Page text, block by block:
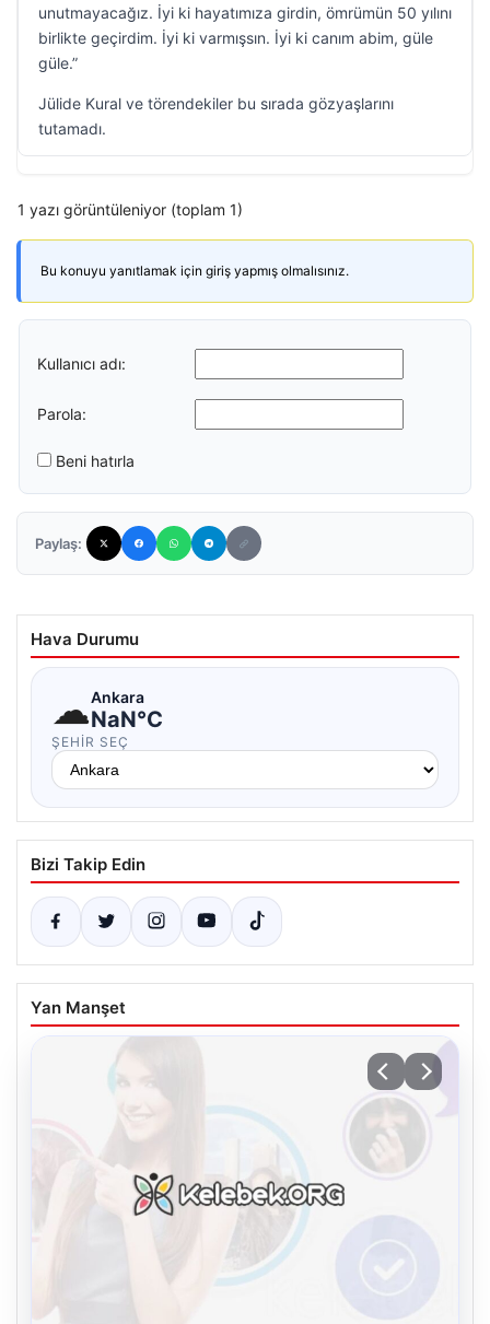
unutmayacağız. İyi ki hayatımıza girdin, ömrümün 50 yılını
birlikte geçirdim. İyi ki varmışsın. İyi ki canım abim, güle
güle.”
Jülide Kural ve törendekiler bu sırada gözyaşlarını
tutamadı.
1 yazı görüntüleniyor (toplam 1)
Bu konuyu yanıtlamak için giriş yapmış olmalısınız.
Kullanıcı adı:
Parola:
Beni hatırla
Paylaş:
Hava Durumu
☁Ankara
NaN°C
ŞEHIR SEÇ
Bizi Takip Edin
Yan Manşet